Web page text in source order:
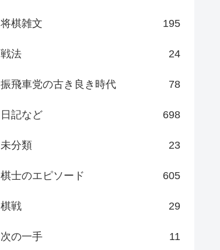
将棋雑文 195
戦法 24
振飛車党の古き良き時代 78
日記など 698
未分類 23
棋士のエピソード 605
棋戦 29
次の一手 11